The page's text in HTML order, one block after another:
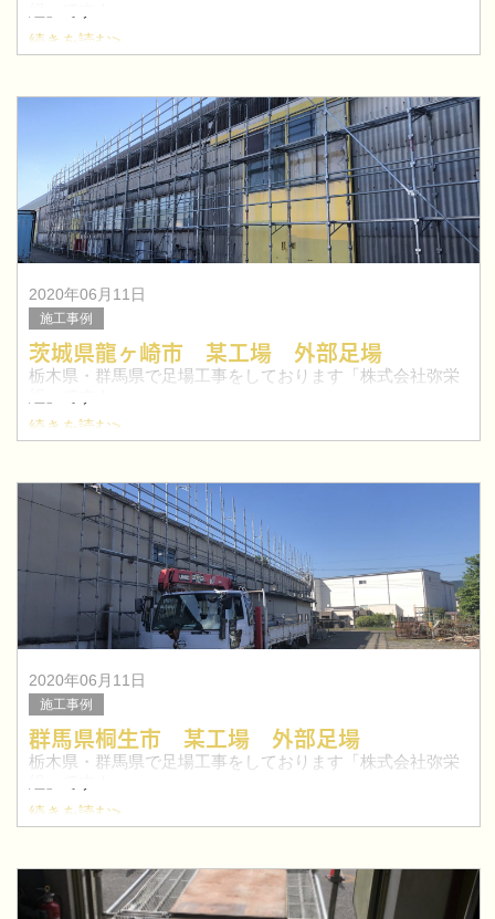
今回は、郡馬県藤岡市某工場事務所の仮囲い工事を行いま
続きを読む>
2020年06月11日
施工事例
茨城県龍ヶ崎市 某工場 外部足場
栃木県・群馬県で足場工事をしております「株式会社弥栄
今回は、茨城県龍ヶ崎市にて工場の外部足場工事を行いま
続きを読む>
2020年06月11日
施工事例
群馬県桐生市 某工場 外部足場
栃木県・群馬県で足場工事をしております「株式会社弥栄
今回は、群馬県桐生市にて工場の外部足場工事を行いまし
続きを読む>